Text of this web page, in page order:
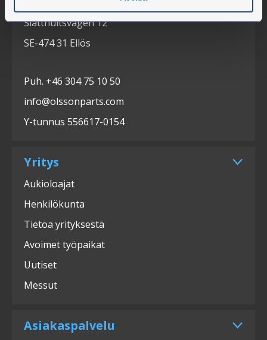
Slätthultsvägen 12
SE-474 31 Ellös
Puh. +46 304 75 10 50
info@olssonparts.com
Y-tunnus 556617-0154
Yritys
Aukioloajat
Henkilökunta
Tietoa yrityksestä
Avoimet työpaikat
Uutiset
Messut
Asiakaspalvelu